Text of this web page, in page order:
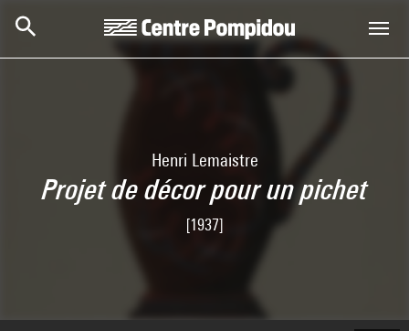
Henri Lemaistre
Projet de décor pour un pichet
[1937]